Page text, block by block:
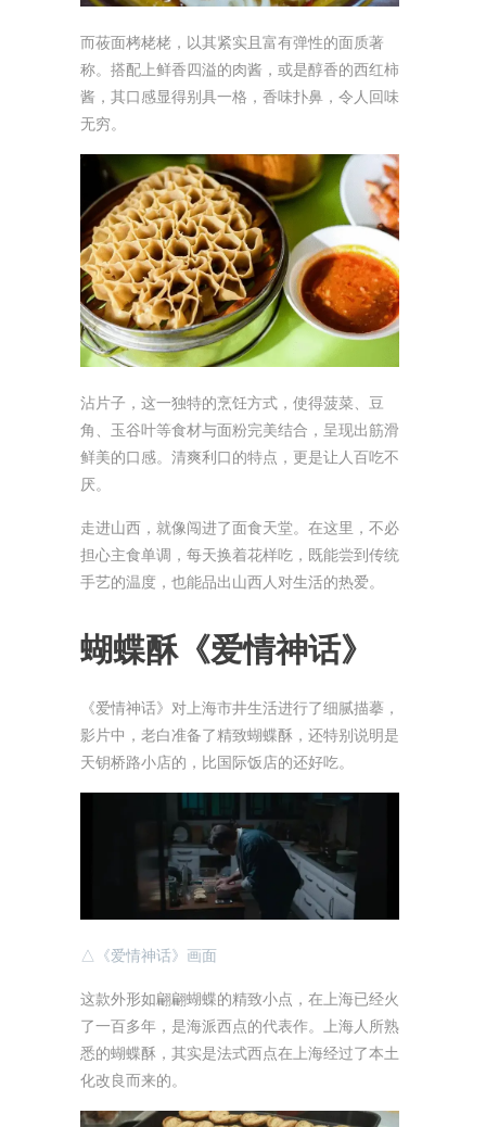
而莜面栲栳栳，以其紧实且富有弹性的面质著
称。搭配上鲜香四溢的肉酱，或是醇香的西红柿
酱，其口感显得别具一格，香味扑鼻，令人回味
无穷。
沾片子，这一独特的烹饪方式，使得菠菜、豆
角、玉谷叶等食材与面粉完美结合，呈现出筋滑
鲜美的口感。清爽利口的特点，更是让人百吃不
厌。
走进山西，就像闯进了面食天堂。在这里，不必
担心主食单调，每天换着花样吃，既能尝到传统
手艺的温度，也能品出山西人对生活的热爱。
蝴蝶酥《爱情神话》
《爱情神话》对上海市井生活进行了细腻描摹，
影片中，老白准备了精致蝴蝶酥，还特别说明是
天钥桥路小店的，比国际饭店的还好吃。
△《爱情神话》画面
这款外形如翩翩蝴蝶的精致小点，在上海已经火
了一百多年，是海派西点的代表作。上海人所熟
悉的蝴蝶酥，其实是法式西点在上海经过了本土
化改良而来的。